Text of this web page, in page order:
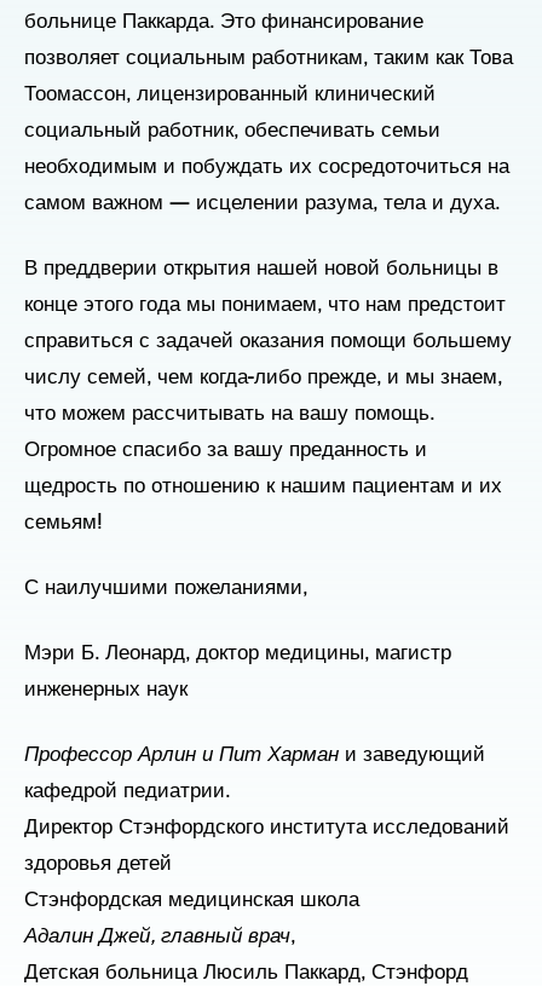
больнице Паккарда. Это финансирование
позволяет социальным работникам, таким как Това
Тоомассон, лицензированный клинический
социальный работник, обеспечивать семьи
необходимым и побуждать их сосредоточиться на
самом важном — исцелении разума, тела и духа.
В преддверии открытия нашей новой больницы в
конце этого года мы понимаем, что нам предстоит
справиться с задачей оказания помощи большему
числу семей, чем когда-либо прежде, и мы знаем,
что можем рассчитывать на вашу помощь.
Огромное спасибо за вашу преданность и
щедрость по отношению к нашим пациентам и их
семьям!
С наилучшими пожеланиями,
Мэри Б. Леонард, доктор медицины, магистр
инженерных наук
Профессор Арлин и Пит Харман и заведующий
кафедрой педиатрии.
Директор Стэнфордского института исследований
здоровья детей
Стэнфордская медицинская школа
Адалин Джей, главный врач,
Детская больница Люсиль Паккард, Стэнфорд